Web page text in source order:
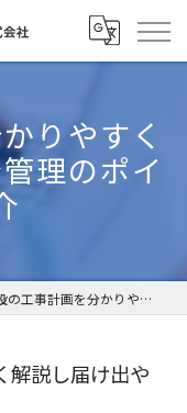
りやすく
理のポイ
計画を分かりやすく解説し届け出や安全管理のポイントを紹介
解説し届け出や